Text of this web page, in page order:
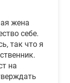
жена
себе.
так что я
на